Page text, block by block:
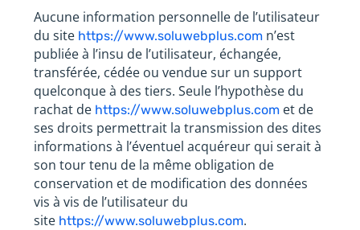
Aucune information personnelle de l’utilisateur
du site https://www.soluwebplus.com n’est
publiée à l’insu de l’utilisateur, échangée,
transférée, cédée ou vendue sur un support
quelconque à des tiers. Seule l’hypothèse du
rachat de https://www.soluwebplus.com et de
ses droits permettrait la transmission des dites
informations à l’éventuel acquéreur qui serait à
son tour tenu de la même obligation de
conservation et de modification des données
vis à vis de l’utilisateur du
site https://www.soluwebplus.com.